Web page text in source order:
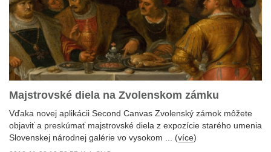
Majstrovské diela na Zvolenskom zámku
Vďaka novej aplikácii Second Canvas Zvolenský zámok môžete
objaviť a preskúmať majstrovské diela z expozície starého umenia
Slovenskej národnej galérie vo vysokom ... (více)